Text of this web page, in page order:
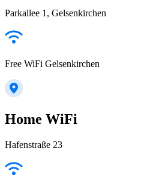
Parkallee 1, Gelsenkirchen
Free WiFi Gelsenkirchen
Home WiFi
Hafenstraße 23